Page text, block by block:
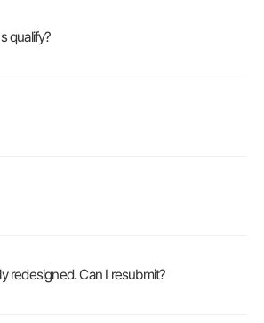
qualify?
redesigned. Can I resubmit?